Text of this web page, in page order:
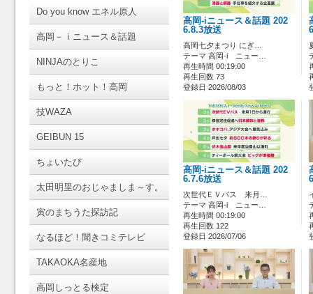
Do you know エネル原人
高岡－ｉニュース＆話題
NINJAのとりこ
もっと！ホット！高岡
技WAZA
GEIBUN 15
ちょいたび
太田明里のおじゃましま～す。
寅のまちうた探訪記
なるほど！聞きコミテレビ
TAKAOKA名産地
高岡しっとる検定
高岡-iニュース＆話題 202
6.8.3放送
高岡七夕まつり にぎ…
テーマ 高岡-i ニュー…
再生時間 00:19:00
再生回数 73
登録日 2026/08/03
高岡-iニュース＆話題 202
6.7.6放送
次世代ＥＶバス 来月…
テーマ 高岡-i ニュー…
再生時間 00:19:00
再生回数 122
登録日 2026/07/06